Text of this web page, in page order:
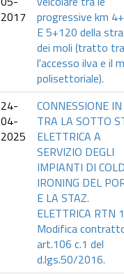
2017
progressive km
E 5+120 della
dei moli (tratto tra
l'accesso ilva e il
polisettoriale).
24-
04-
2025
CONNESSIONE
TRA LA SOTTO
ELETTRICA A
SERVIZIO DEGLI
IMPIANTI DI
IRONING DEL
E LA STAZ.
ELETTRICA RTN
Modifica
art.106 c.1 del
d.lgs.50/2016.